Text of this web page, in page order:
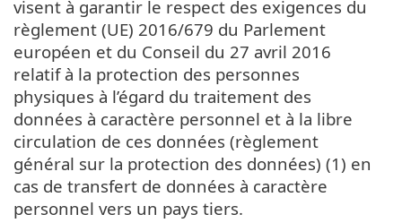
visent à garantir le respect des exigences du
règlement (UE) 2016/679 du Parlement
européen et du Conseil du 27 avril 2016
relatif à la protection des personnes
physiques à l’égard du traitement des
données à caractère personnel et à la libre
circulation de ces données (règlement
général sur la protection des données) (1) en
cas de transfert de données à caractère
personnel vers un pays tiers.